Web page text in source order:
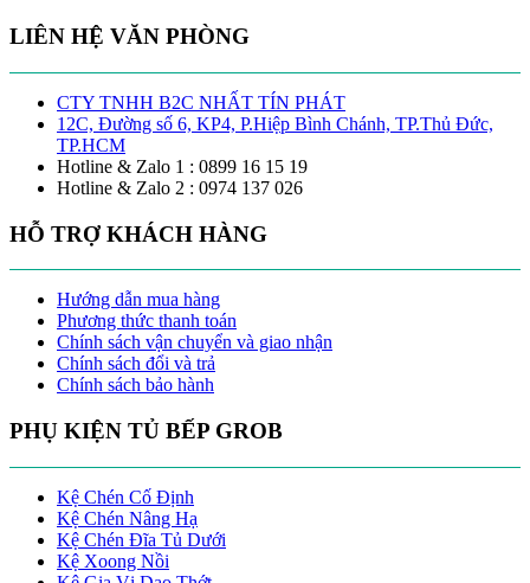
LIÊN HỆ VĂN PHÒNG
CTY TNHH B2C NHẤT TÍN PHÁT
12C, Đường số 6, KP4, P.Hiệp Bình Chánh, TP.Thủ Đức,
TP.HCM
Hotline & Zalo 1 : 0899 16 15 19
Hotline & Zalo 2 : 0974 137 026
HỖ TRỢ KHÁCH HÀNG
Hướng dẫn mua hàng
Phương thức thanh toán
Chính sách vận chuyển và giao nhận
Chính sách đổi và trả
Chính sách bảo hành
PHỤ KIỆN TỦ BẾP GROB
Kệ Chén Cố Định
Kệ Chén Nâng Hạ
Kệ Chén Đĩa Tủ Dưới
Kệ Xoong Nồi